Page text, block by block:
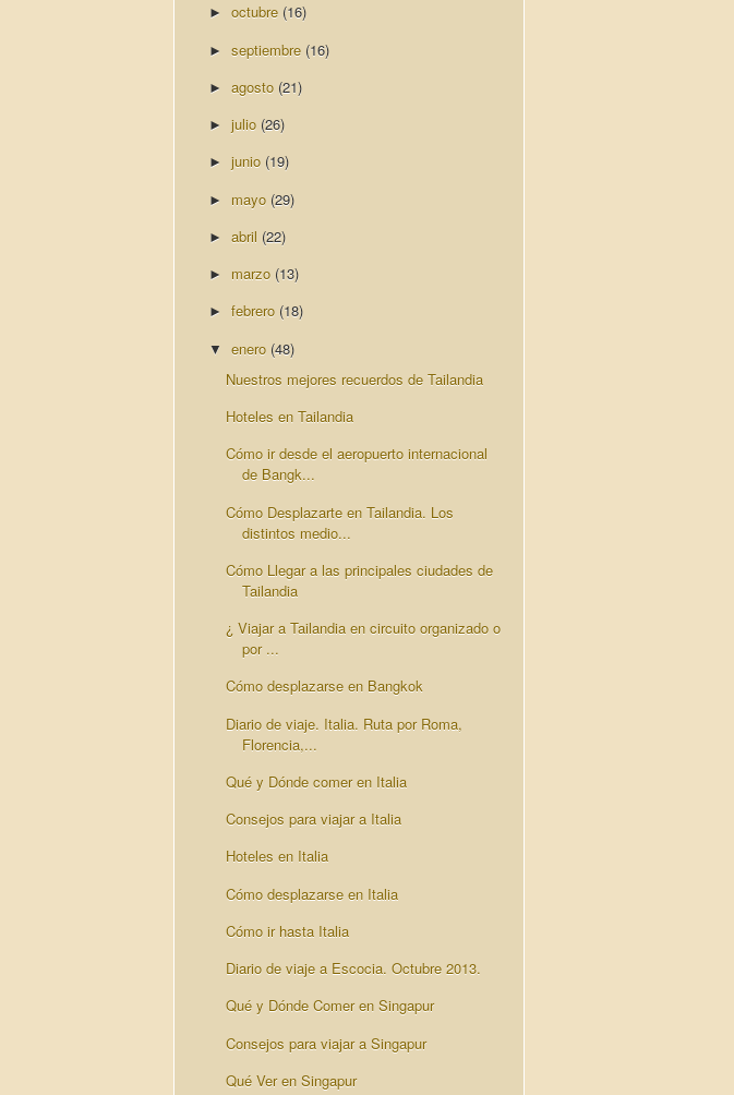
► octubre (16)
► septiembre (16)
► agosto (21)
► julio (26)
► junio (19)
► mayo (29)
► abril (22)
► marzo (13)
► febrero (18)
▼ enero (48)
Nuestros mejores recuerdos de Tailandia
Hoteles en Tailandia
Cómo ir desde el aeropuerto internacional
de Bangk...
Cómo Desplazarte en Tailandia. Los
distintos medio...
Cómo Llegar a las principales ciudades de
Tailandia
¿ Viajar a Tailandia en circuito organizado o
por ...
Cómo desplazarse en Bangkok
Diario de viaje. Italia. Ruta por Roma,
Florencia,...
Qué y Dónde comer en Italia
Consejos para viajar a Italia
Hoteles en Italia
Cómo desplazarse en Italia
Cómo ir hasta Italia
Diario de viaje a Escocia. Octubre 2013.
Qué y Dónde Comer en Singapur
Consejos para viajar a Singapur
Qué Ver en Singapur